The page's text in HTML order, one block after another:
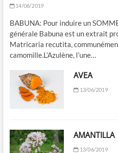
14/06/2019
BABUNA: Pour induire un
générale Babuna est un extrait
Matricaria recutita,
camomille.L’Azulène, l’une…
AVEA
13/06/2019
AMANTILLA
13/06/2019